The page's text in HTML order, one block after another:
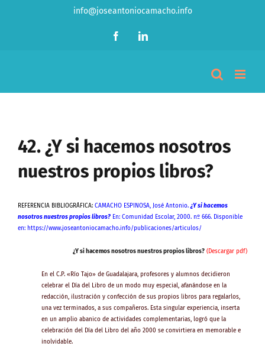
info@joseantoniocamacho.info
FacebookLinkedIn
42. ¿Y si hacemos nosotros
nuestros propios libros?
REFERENCIA BIBLIOGRÁFICA:CAMACHO ESPINOSA, José Antonio.¿Y si hacemos
nosotros nuestros propios libros?En: Comunidad Escolar, 2000. nº 666. Disponible
en: https://www.joseantoniocamacho.info/publicaciones/articulos/
¿Y si hacemos nosotros nuestros propios libros? (Descargar pdf)
En el C.P. «Río Tajo» de Guadalajara, profesores y alumnos decidieron
celebrar el Día del Libro de un modo muy especial, afanándose en la
redacción, ilustración y confección de sus propios libros para regalarlos,
una vez terminados, a sus compañeros. Esta singular experiencia, inserta
en un amplio abanico de actividades complementarias, logró que la
celebración del Día del Libro del año 2000 se convirtiera en memorable e
inolvidable.